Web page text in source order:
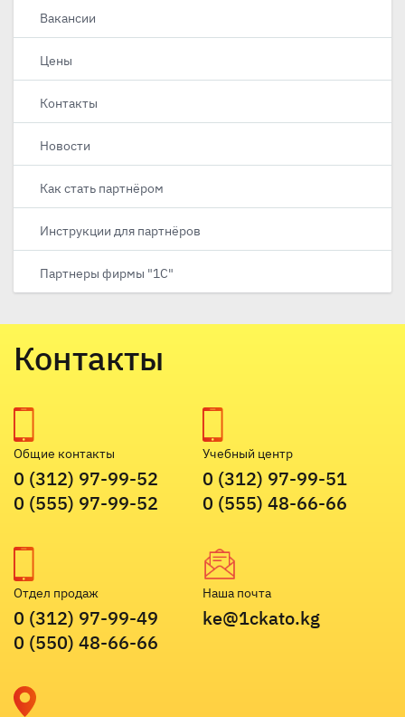
Вакансии
Цены
Контакты
Новости
Как стать партнёром
Инструкции для партнёров
Партнеры фирмы "1С"
Контакты
Общие контакты
0 (312) 97-99-52
0 (555) 97-99-52
Учебный центр
0 (312) 97-99-51
0 (555) 48-66-66
Отдел продаж
0 (312) 97-99-49
0 (550) 48-66-66
Наша почта
ke@1ckato.kg